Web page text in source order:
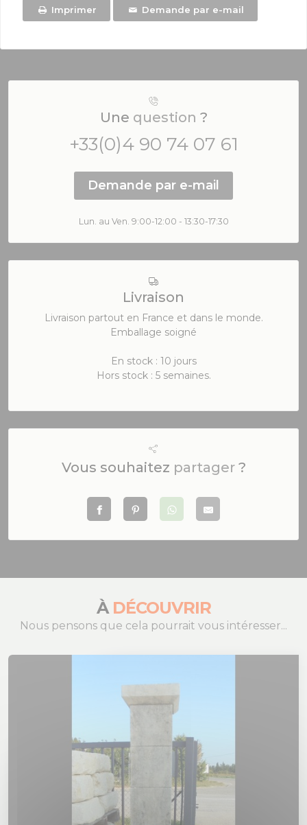
Imprimer Demande par e-mail
Une question ?
+33(0)4 90 74 07 61
Demande par e-mail
Lun. au Ven. 9:00-12:00 - 13:30-17:30
Livraison
Livraison partout en France et dans le monde.
Emballage soigné
En stock : 10 jours
Hors stock : 5 semaines.
Vous souhaitez partager?
À DÉCOUVRIR
Nous pensons que cela pourrait vous intéresser...